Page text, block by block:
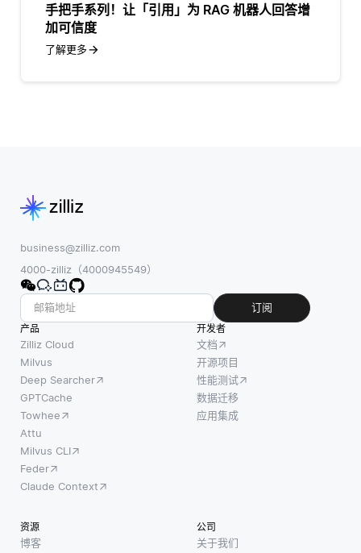
手把手系列！让「引用」为 RAG 机器人回答增
加可信度
了解更多
business@zilliz.com
4000-zilliz（4000945549）
订阅
产品
Zilliz Cloud
Milvus
Deep Searcher
GPTCache
Towhee
Attu
Milvus CLI
Feder
Claude Context
开发者
文档
开源项目
性能测试
数据迁移
应用集成
资源
博客
公司
关于我们